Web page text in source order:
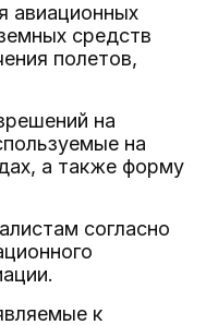
авиационных
средств
полетов,
на
на
а также форму
согласно
к